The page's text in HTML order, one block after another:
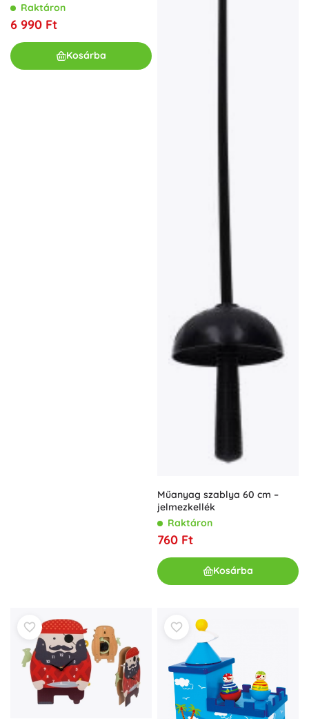
Raktáron
6 990 Ft
Kosárba
Műanyag szablya 60 cm –
jelmezkellék
Raktáron
760 Ft
Kosárba